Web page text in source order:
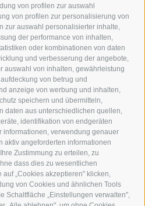
von profilen zur auswahl
von profilen zur personalisierung von
zur auswahl personalisierter inhalte,
der performance von inhalten,
oder kombinationen von daten
und verbesserung der angebote,
auswahl von inhalten, gewährleistung
von betrug und
anzeige von werbung und inhalten,
speichern und übermitteln,
daten aus unterschiedlichen quellen,
identifikation von endgeräten
informationen, verwendung genauer
aktiv angeforderten informationen
Zustimmung zu erteilen, zu
dass dies zu wesentlichen
„Cookies akzeptieren" klicken,
von Cookies und ähnlichen Tools
Schaltfläche „Einstellungen verwalten",